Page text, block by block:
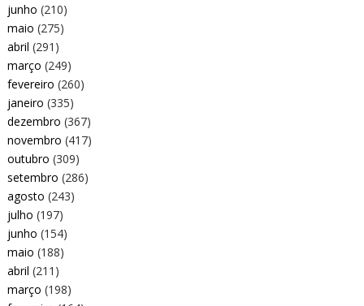
junho (210)
maio (275)
abril (291)
março (249)
fevereiro (260)
janeiro (335)
dezembro (367)
novembro (417)
outubro (309)
setembro (286)
agosto (243)
julho (197)
junho (154)
maio (188)
abril (211)
março (198)